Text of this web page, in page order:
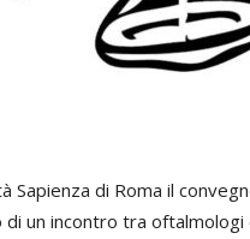
Sapienza di Roma il
di un incontro tra oftalmologi